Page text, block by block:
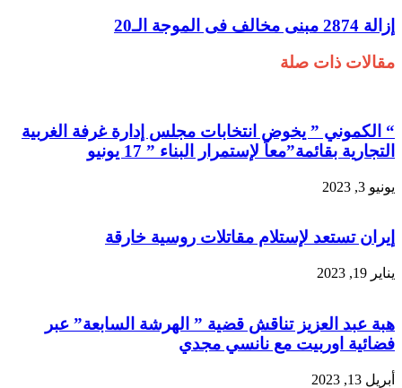
إزالة 2874 مبنى مخالف فى الموجة الـ20
مقالات ذات صلة
“ الكموني ” يخوض انتخابات مجلس إدارة غرفة الغربية
التجارية بقائمة”معاً لإستمرار البناء ” 17 يونيو
يونيو 3, 2023
إيران تستعد لإستلام مقاتلات روسية خارقة
يناير 19, 2023
هبة عبد العزيز تناقش قضية ” الهرشة السابعة” عبر
فضائية اوربيت مع نانسي مجدي
أبريل 13, 2023